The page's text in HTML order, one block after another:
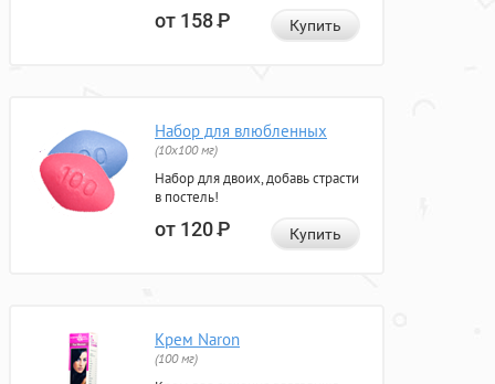
от 158Р Купить
Набор для влюбленных
(10х100 мг)
Набор для двоих, добавь страсти
в постель!
от 120Р Купить
Крем Naron
(100 мг)